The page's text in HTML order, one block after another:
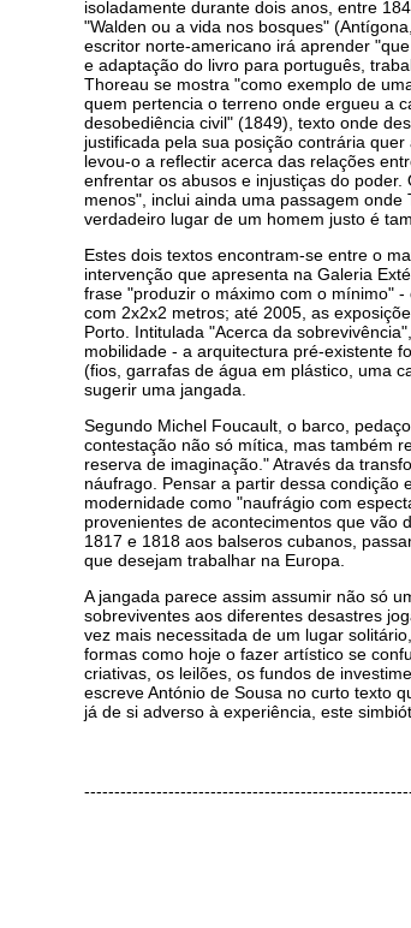
isoladamente durante dois anos, entre
"Walden ou a vida nos bosques"
escritor norte-americano irá aprender
e adaptação do livro para português,
Thoreau se mostra "como exemplo de
quem pertencia o terreno onde ergueu a
desobediência civil" (1849), texto onde
justificada pela sua posição contrária
levou-o a reflectir acerca das relações
enfrentar os abusos e injustiças do
menos", inclui ainda uma passagem
verdadeiro lugar de um homem justo é
Estes dois textos encontram-se entre o
intervenção que apresenta na Galeria
frase "produzir o máximo com o mínimo"
com 2x2x2 metros; até 2005, as
Porto. Intitulada "Acerca da
mobilidade - a arquitectura pré-existente
(fios, garrafas de água em plástico, uma
sugerir uma jangada.
Segundo Michel Foucault, o barco,
contestação não só mítica, mas também
reserva de imaginação." Através da
náufrago. Pensar a partir dessa condição
modernidade como "naufrágio com
provenientes de acontecimentos que vão
1817 e 1818 aos balseros cubanos,
que desejam trabalhar na Europa.
A jangada parece assim assumir não só
sobreviventes aos diferentes desastres
vez mais necessitada de um lugar
formas como hoje o fazer artístico se
criativas, os leilões, os fundos de
escreve António de Sousa no curto texto
já de si adverso à experiência, este